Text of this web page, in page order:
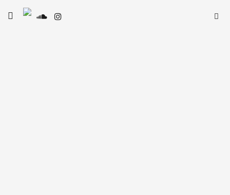
Skip
toggle